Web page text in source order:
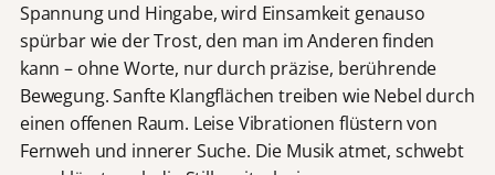
Spannung und Hingabe, wird Einsamkeit genauso
spürbar wie der Trost, den man im Anderen finden
kann – ohne Worte, nur durch präzise, berührende
Bewegung. Sanfte Klangflächen treiben wie Nebel durch
einen offenen Raum. Leise Vibrationen flüstern von
Fernweh und innerer Suche. Die Musik atmet, schwebt